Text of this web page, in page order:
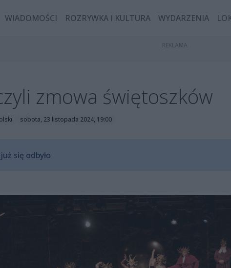
WIADOMOŚCI ROZRYWKA I KULTURA WYDARZENIA
zmowa świętoszków
sobota, 23 listopada 2024, 19:00
się odbyło